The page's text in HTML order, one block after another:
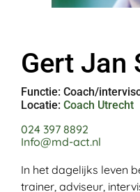
Gert Jan
Functie: Coach/
Locatie: Coach Utrecht
024 397 8892
Info@md-act.nl
In het dagelijks leven
trainer, adviseur,